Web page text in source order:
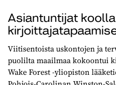
Asiantuntijat koolla
Viitisentoista uskontojen ja
puolilta maailmaa kokoontui
Wake Forest -yliopiston